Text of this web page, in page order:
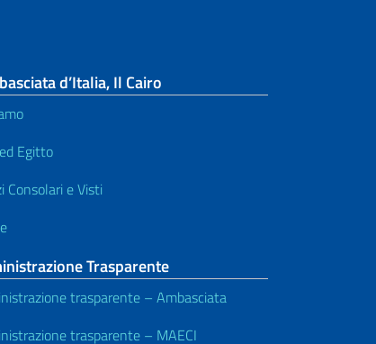
d’Italia, Il Cairo
Egitto
Consolari e Visti
Trasparente
trasparente – Ambasciata
trasparente – MAECI